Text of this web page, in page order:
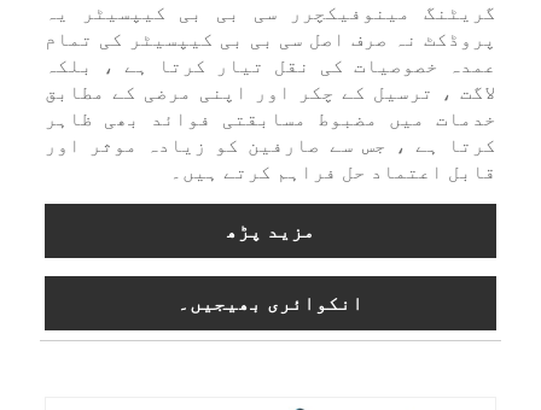
مینوفیکچرر سی بی بی کیپسیٹر یہ
نہ صرف اصل سی بی بی کیپسیٹر کی تمام
خصوصیات کی نقل تیار کرتا ہے ، بلکہ
، ترسیل کے چکر اور اپنی مرضی کے مطابق
میں مضبوط مسابقتی فوائد بھی ظاہر
ہے ، جس سے صارفین کو زیادہ موثر اور
اعتماد حل فراہم کرتے ہیں۔
مزید پڑھ
انکوائری بھیجیں۔